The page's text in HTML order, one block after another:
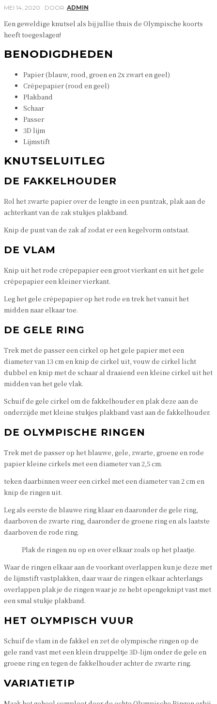
MEI 14, 2020 DOOR ADMIN
Een geweldige knutsel als bij jullie thuis de Olympische koorts
heeft toegeslagen!
BENODIGDHEDEN
Papier (blauw, rood, groen en 2x zwart en geel)
Crêpepapier (rood en geel)
Plakband
Schaar
Passer
3D lijm
Lijmstift
KNUTSELUITLEG
DE FAKKELHOUDER
Rol het zwarte papier over de lengte in een puntzak, plak aan de
achterkant van de zak stukjes plakband.
Knip de punt van de zak af zodat er een kegelvorm ontstaat.
DE VLAM
Knip uit het rode crêpepapier een groot vierkant en uit het gele
crêpepapier een kleiner vierkant.
Leg het gele crêpepapier op het rode en trek het vanuit het
midden naar elkaar toe.
DE GELE RING
Trek met de passer een cirkel op het gele papier met een
diameter van 13 cm en knip de cirkel uit, vouw de cirkel licht
dubbel en knip met de schaar al draaiend een kleine cirkel uit het
midden van het gele vlak.
Schuif de gele cirkel om de fakkelhouder en plak deze aan de
onderzijde met kleine stukjes plakband vast aan de fakkelhouder.
DE OLYMPISCHE RINGEN
Trek met de passer op het blauwe, gele, zwarte, groene en rode
papier kleine cirkels met een diameter van 2,5 cm.
teken daarbinnen weer een cirkel met een diameter van 2 cm en
knip de ringen uit.
Leg als eerste de blauwe ring klaar en daaronder de gele ring,
daarboven de zwarte ring, daaronder de groene ring en als laatste
daarboven de rode ring.
Plak de ringen nu op en over elkaar zoals op het plaatje.
Waar de ringen elkaar aan de voorkant overlappen kun je deze met
de lijmstift vastplakken, daar waar de ringen elkaar achterlangs
overlappen plak je de ringen waar je ze hebt opengeknipt vast met
een smal stukje plakband.
HET OLYMPISCH VUUR
Schuif de vlam in de fakkel en zet de olympische ringen op de
gele rand vast met een klein druppeltje 3D-lijm onder de gele en
groene ring en tegen de fakkelhouder achter de zwarte ring.
VARIATIETIP